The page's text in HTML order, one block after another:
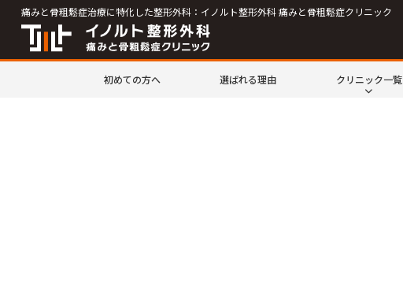
痛みと骨粗鬆症治療に特化した整形外科：イノルト整形外科 痛みと骨粗鬆症クリニック
初めての方へ 選ばれる理由 クリニック一覧